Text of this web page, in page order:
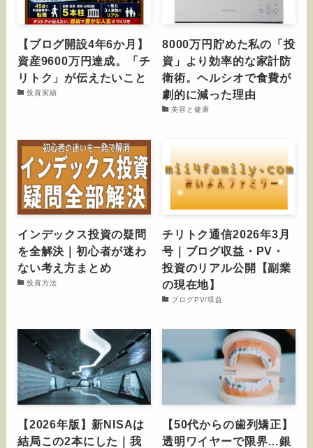
【ブログ開設4年6か月】
資産9600万円達成。「チ
リトク」が伝えたいこと
投資実績
8000万円貯めた私の「投
資」より効率的な家計防
衛術。ヘルシオで食費が
劇的に減った理由
美容と健康
インデックス投資の疑問
を全解決｜初心者が迷わ
ない考え方まとめ
投資方法
チリトク通信2026年3月
号｜ブログ収益・PV・
投資のリアル公開【副業
の現在地】
ブログPV/収益
【2026年版】新NISAは
結局この2本にした｜我
【50代からの歯列矯正】
透明ワイヤーで限界…銀